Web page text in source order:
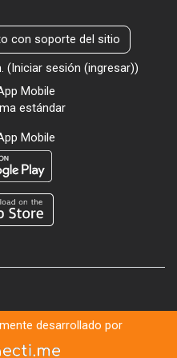
con soporte del sitio
(Iniciar sesión (ingresar))
Mobile
estándar
Mobile
desarrollado por